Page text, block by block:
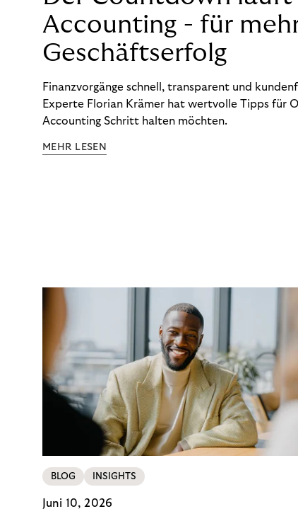
Accounting - für
Geschäftserfolg
Finanzvorgänge schnell, transparent und
Experte Florian Krämer hat wertvolle Tipps für
Accounting Schritt halten möchten.
MEHR LESEN
BLOG INSIGHTS
Juni 10, 2026